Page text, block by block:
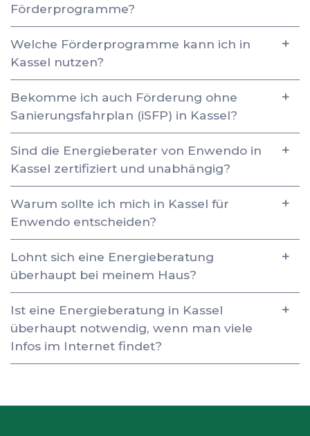
Förderprogramme?
Welche Förderprogramme kann ich in
Kassel nutzen?
Bekomme ich auch Förderung ohne
Sanierungsfahrplan (iSFP) in Kassel?
Sind die Energieberater von Enwendo in
Kassel zertifiziert und unabhängig?
Warum sollte ich mich in Kassel für
Enwendo entscheiden?
Lohnt sich eine Energieberatung
überhaupt bei meinem Haus?
Ist eine Energieberatung in Kassel
überhaupt notwendig, wenn man viele
Infos im Internet findet?